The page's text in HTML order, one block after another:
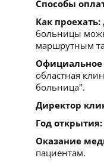
Способы
Как проехать:
больницы
маршрутным
Официальное
областная
больница".
Директор
Год открытия:
Оказание
пациентам.